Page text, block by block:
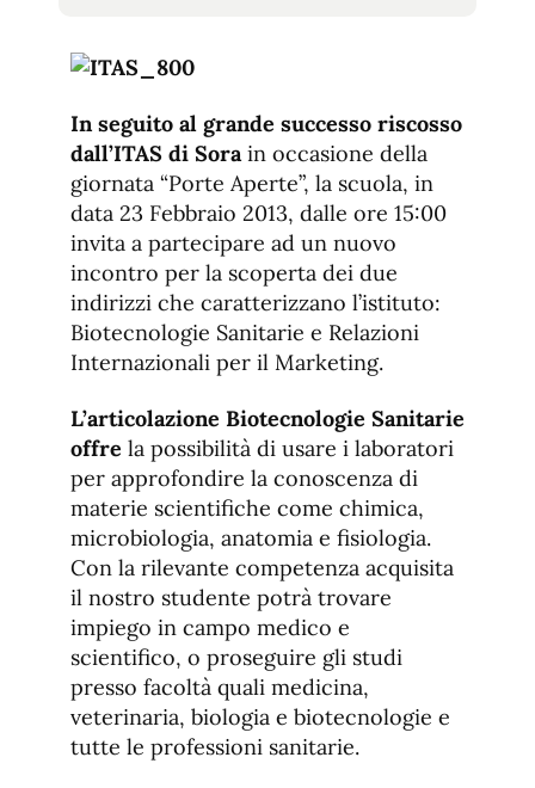
fuente.
In seguito al grande successo riscosso
dall’ITAS di Sorain occasione della
giornata “Porte Aperte”, la scuola, in
data 23 Febbraio 2013, dalle ore 15:00
invita a partecipare ad un nuovo
incontro per la scoperta dei due
indirizzi che caratterizzano l’istituto:
Biotecnologie Sanitarie e Relazioni
Internazionali per il Marketing.
L’articolazione Biotecnologie Sanitarie
offre la possibilità di usare i laboratori
per approfondire la conoscenza di
materie scientifiche come chimica,
microbiologia, anatomia e fisiologia.
Con la rilevante competenza acquisita
il nostro studente potrà trovare
impiego in campo medico e
scientifico, o proseguire gli studi
presso facoltà quali medicina,
veterinaria, biologia e biotecnologie e
tutte le professioni sanitarie.